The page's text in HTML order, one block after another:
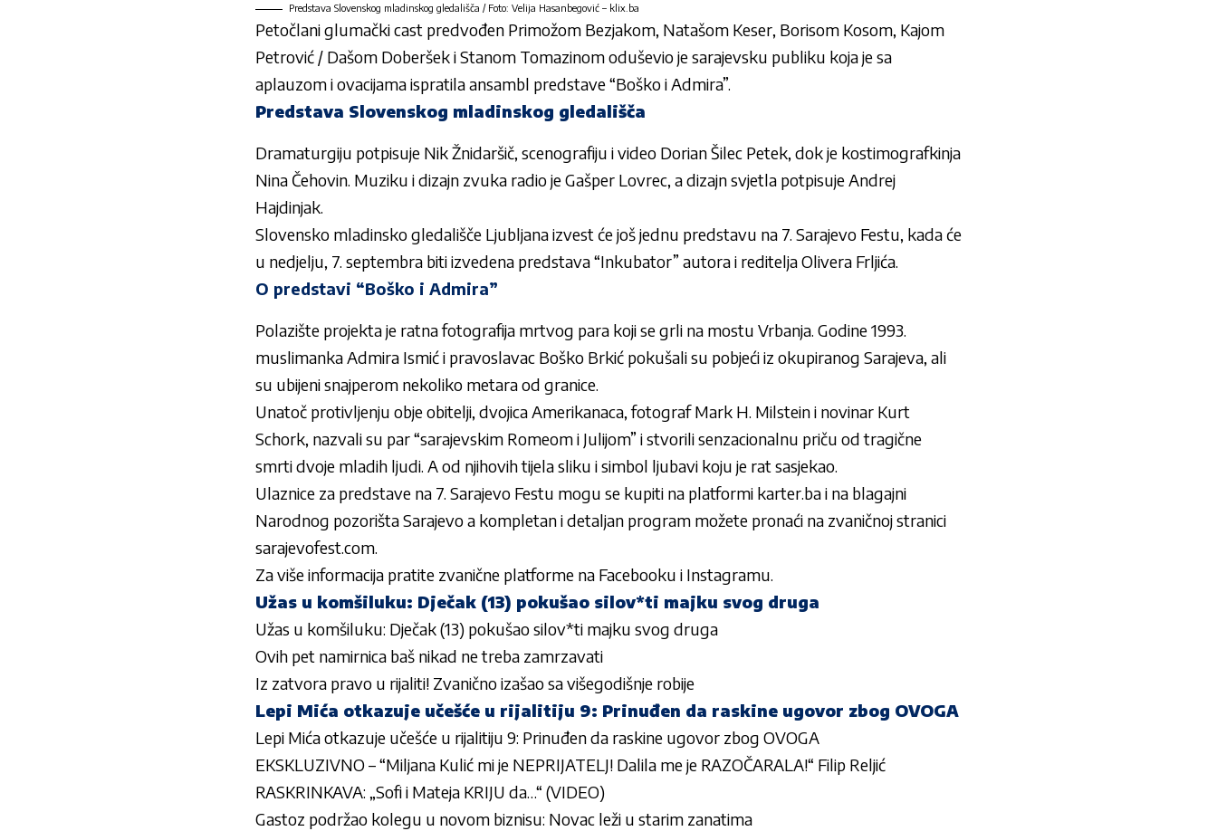
Predstava Slovenskog mladinskog gledališča / Foto: Velija Hasanbegović – klix.ba
Petočlani glumački cast predvođen Primožom Bezjakom, Natašom Keser, Borisom Kosom, Kajom
Petrović / Dašom Doberšek i Stanom Tomazinom oduševio je sarajevsku publiku koja je sa
aplauzom i ovacijama ispratila ansambl predstave “Boško i Admira”.
Predstava Slovenskog mladinskog gledališča
Dramaturgiju potpisuje Nik Žnidaršič, scenografiju i video Dorian Šilec Petek, dok je kostimografkinja
Nina Čehovin. Muziku i dizajn zvuka radio je Gašper Lovrec, a dizajn svjetla potpisuje Andrej
Hajdinjak.
Slovensko mladinsko gledališče Ljubljana izvest će još jednu predstavu na 7. Sarajevo Festu, kada će
u nedjelju, 7. septembra biti izvedena predstava “Inkubator” autora i reditelja Olivera Frljića.
O predstavi “Boško i Admira”
Polazište projekta je ratna fotografija mrtvog para koji se grli na mostu Vrbanja. Godine 1993.
muslimanka Admira Ismić i pravoslavac Boško Brkić pokušali su pobjeći iz okupiranog Sarajeva, ali
su ubijeni snajperom nekoliko metara od granice.
Unatoč protivljenju obje obitelji, dvojica Amerikanaca, fotograf Mark H. Milstein i novinar Kurt
Schork, nazvali su par “sarajevskim Romeom i Julijom” i stvorili senzacionalnu priču od tragične
smrti dvoje mladih ljudi. A od njihovih tijela sliku i simbol ljubavi koju je rat sasjekao.
Ulaznice za predstave na 7. Sarajevo Festu mogu se kupiti na platformi karter.ba i na blagajni
Narodnog pozorišta Sarajevo a kompletan i detaljan program možete pronaći na zvaničnoj stranici
sarajevofest.com.
Za više informacija pratite zvanične platforme na Facebooku i Instagramu.
Užas u komšiluku: Dječak (13) pokušao silov*ti majku svog druga
Užas u komšiluku: Dječak (13) pokušao silov*ti majku svog druga
Ovih pet namirnica baš nikad ne treba zamrzavati
Iz zatvora pravo u rijaliti! Zvanično izašao sa višegodišnje robije
Lepi Mića otkazuje učešće u rijalitiju 9: Prinuđen da raskine ugovor zbog OVOGA
Lepi Mića otkazuje učešće u rijalitiju 9: Prinuđen da raskine ugovor zbog OVOGA
EKSKLUZIVNO – “Miljana Kulić mi je NEPRIJATELJ! Dalila me je RAZOČARALA!“ Filip Reljić
RASKRINKAVA: „Sofi i Mateja KRIJU da…“ (VIDEO)
Gastoz podržao kolegu u novom biznisu: Novac leži u starim zanatima